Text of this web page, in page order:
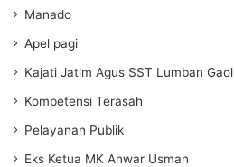
Manado
Apel pagi
Kajati Jatim Agus SST Lumban Gaol
Kompetensi Terasah
Pelayanan Publik
Eks Ketua MK Anwar Usman